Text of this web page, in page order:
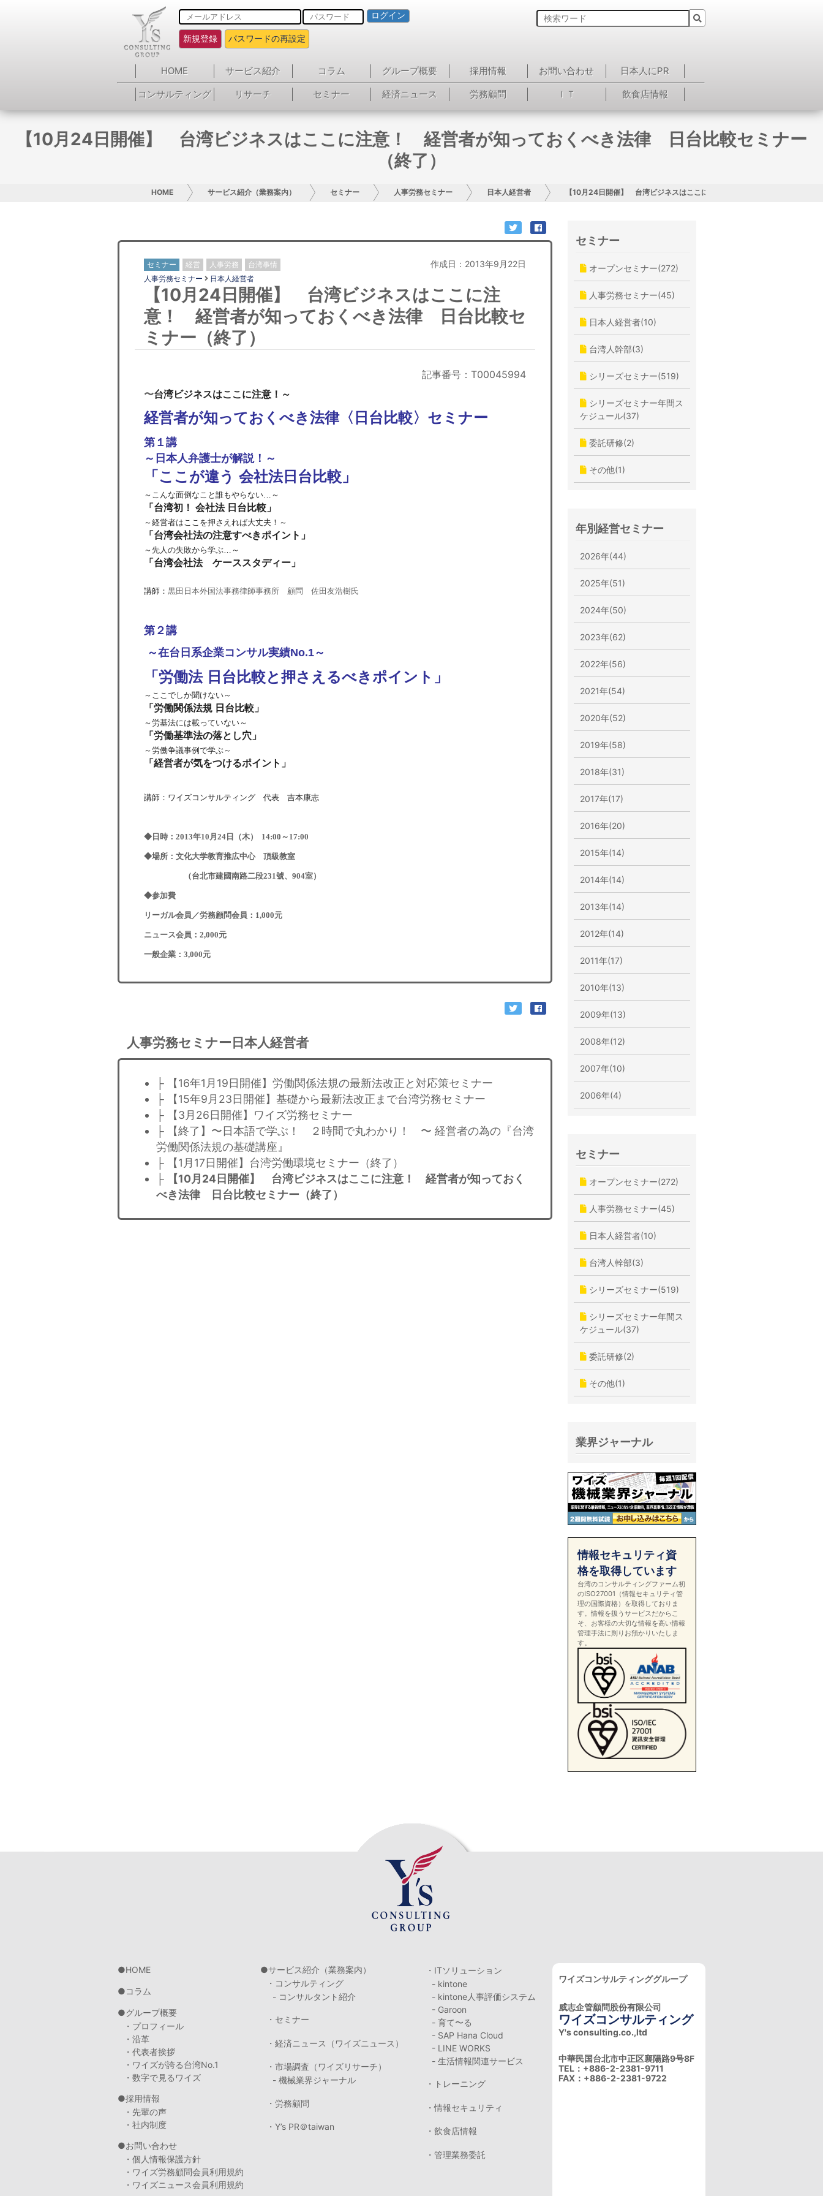
ログイン
新規登録 パスワードの再設定
HOME サービス紹介 コラム グループ概要 採用情報 お問い合わせ
日本人にPR
コンサルティング
リサーチ セミナー 経済ニュース 労務顧問 ＩＴ 飲食店情報
【10月24日開催】 台湾ビジネスはここに注意！ 経営者が知っておくべき法律 日台比較セミナー
（終了）
HOME サービス紹介（業務案内） セミナー 人事労務セミナー 日本人経営者 【10月24日開催】 台湾ビジネスはここに注意！ 経営者が知っておくべ
セミナー 経営 人事労務 台湾事情 作成日：2013年9月22日
人事労務セミナー 日本人経営者
【10月24日開催】 台湾ビジネスはここに注
意！ 経営者が知っておくべき法律 日台比較セ
ミナー（終了）
記事番号：T00045994
〜台湾ビジネスはここに注意！～
経営者が知っておくべき法律〈日台比較〉セミナー
第１講
～日本人弁護士が解説！～
「ここが違う 会社法日台比較」
～こんな面倒なこと誰もやらない…～
「台湾初！ 会社法 日台比較」
～経営者はここを押さえれば大丈夫！～
「台湾会社法の注意すべきポイント」
～先人の失敗から学ぶ…～
「台湾会社法 ケーススタディー」
講師： 黒田日本外国法事務律師事務所 顧問 佐田友浩樹氏
第２講
～在台日系企業コンサル実績No.1～
「労働法 日台比較と押さえるべきポイント」
～ここでしか聞けない～
「労働関係法規 日台比較」
～労基法には載っていない～
「労働基準法の落とし穴」
～労働争議事例で学ぶ～
「経営者が気をつけるポイント」
講師：ワイズコンサルティング 代表 吉本康志
◆日時：2013年10月24日（木） 14:00～17:00
◆場所：文化大学教育推広中心 頂級教室
（台北市建國南路二段231號、904室）
◆参加費
リーガル会員／労務顧問会員：1,000元
ニュース会員：2,000元
一般企業：3,000元
人事労務セミナー日本人経営者
├ 【16年1月19日開催】労働関係法規の最新法改正と対応策セミナー
├ 【15年9月23日開催】基礎から最新法改正まで台湾労務セミナー
├ 【3月26日開催】ワイズ労務セミナー
├ 【終了】〜日本語で学ぶ！ ２時間で丸わかり！ 〜 経営者の為の『台湾
労働関係法規の基礎講座』
├ 【1月17日開催】台湾労働環境セミナー（終了）
├
【10月24日開催】 台湾ビジネスはここに注意！ 経営者が知っておく
べき法律 日台比較セミナー（終了）
セミナー
オープンセミナー(272)
人事労務セミナー(45)
日本人経営者(10)
台湾人幹部(3)
シリーズセミナー(519)
シリーズセミナー年間ス
ケジュール(37)
委託研修(2)
その他(1)
年別経営セミナー
2026年(44)
2025年(51)
2024年(50)
2023年(62)
2022年(56)
2021年(54)
2020年(52)
2019年(58)
2018年(31)
2017年(17)
2016年(20)
2015年(14)
2014年(14)
2013年(14)
2012年(14)
2011年(17)
2010年(13)
2009年(13)
2008年(12)
2007年(10)
2006年(4)
セミナー
オープンセミナー(272)
人事労務セミナー(45)
日本人経営者(10)
台湾人幹部(3)
シリーズセミナー(519)
シリーズセミナー年間ス
ケジュール(37)
委託研修(2)
その他(1)
業界ジャーナル
情報セキュリティ資
格を取得しています
台湾のコンサルティングファーム初
のISO27001（情報セキュリティ管
理の国際資格）を取得しておりま
す。情報を扱うサービスだからこ
そ、お客様の大切な情報を高い情報
管理手法に則りお預かりいたしま
す。
HOME
コラム
グループ概要
・プロフィール
・沿革
・代表者挨拶
・ワイズが誇る台湾No.1
・数字で見るワイズ
採用情報
・先輩の声
・社内制度
お問い合わせ
・個人情報保護方針
・ワイズ労務顧問会員利用規約
・ワイズニュース会員利用規約
サービス紹介（業務案内）
・コンサルティング
- コンサルタント紹介
・セミナー
・経済ニュース（ワイズニュース）
・市場調査（ワイズリサーチ）
- 機械業界ジャーナル
・労務顧問
・Y’s PR＠taiwan
・ITソリューション
- kintone
- kintone人事評価システム
- Garoon
- 育て〜る
- SAP Hana Cloud
- LINE WORKS
- 生活情報関連サービス
・トレーニング
・情報セキュリティ
・飲食店情報
・管理業務委託
ワイズコンサルティンググループ
威志企管顧問股份有限公司
ワイズコンサルティング
Y's consulting.co.,ltd
中華民国台北市中正区襄陽路9号8F
TEL：+886-2-2381-9711
FAX：+886-2-2381-9722